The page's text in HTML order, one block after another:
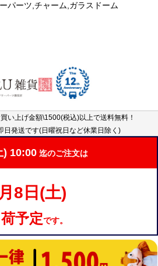
パーツ,チャーム,ガラスドーム
い上げ金額\1500(税込)以上で送料無料！
日発送です(日曜祝日など休業日除く)